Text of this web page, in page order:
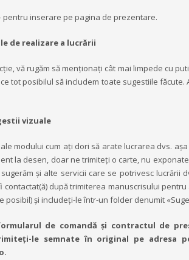
inserare pe pagina de prezentare.
de realizare a lucrării
vă rugăm să menționați cât mai limpede cu
tot posibilul să includem toate sugestiile
vizuale
modului cum ați dori să arate lucrarea dvs.
la desen, doar ne trimiteți o carte, nu
și alte servicii care se potrivesc lucrării
după trimiterea manuscrisului
posibil) și includeți-le într-un folder denumit
de comandă şi contractul de
le semnate în original pe adresa